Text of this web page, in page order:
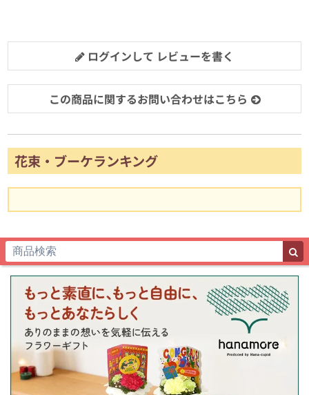
ログインして レビューを書く
この商品に関するお問い合わせはこちら
花束・ブーケランキング